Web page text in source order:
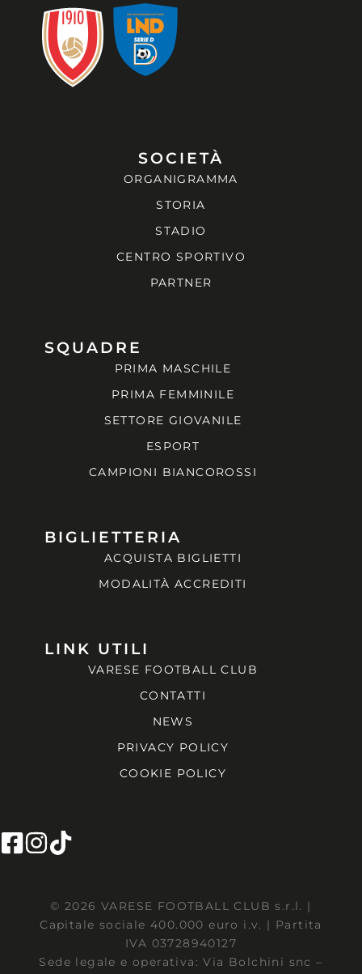
SOCIETÀ
ORGANIGRAMMA
STORIA
STADIO
CENTRO SPORTIVO
PARTNER
SQUADRE
PRIMA MASCHILE
PRIMA FEMMINILE
SETTORE GIOVANILE
ESPORT
CAMPIONI BIANCOROSSI
BIGLIETTERIA
ACQUISTA BIGLIETTI
MODALITÀ ACCREDITI
LINK UTILI
VARESE FOOTBALL CLUB
CONTATTI
NEWS
PRIVACY POLICY
COOKIE POLICY
© 2026 VARESE FOOTBALL CLUB s.r.l. |
Capitale sociale 400.000 euro i.v. | Partita
IVA 03728940127
Sede legale e operativa: Via Bolchini snc –